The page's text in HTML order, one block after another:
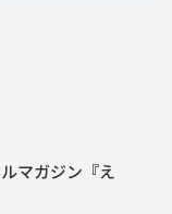
マガジン『え